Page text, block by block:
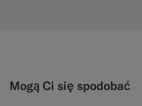
Mogą Ci się spodobać